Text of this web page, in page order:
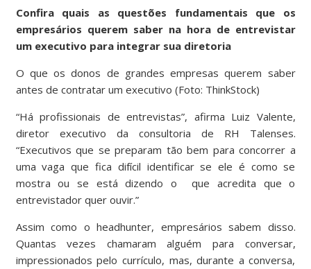
Confira quais as questões fundamentais que os
empresários querem saber na hora de entrevistar
um executivo para integrar sua diretoria
O que os donos de grandes empresas querem saber
antes de contratar um executivo (Foto: ThinkStock)
“Há profissionais de entrevistas”, afirma Luiz Valente,
diretor executivo da consultoria de RH Talenses.
“Executivos que se preparam tão bem para concorrer a
uma vaga que fica difícil identificar se ele é como se
mostra ou se está dizendo o que acredita que o
entrevistador quer ouvir.”
Assim como o headhunter, empresários sabem disso.
Quantas vezes chamaram alguém para conversar,
impressionados pelo currículo, mas, durante a conversa,